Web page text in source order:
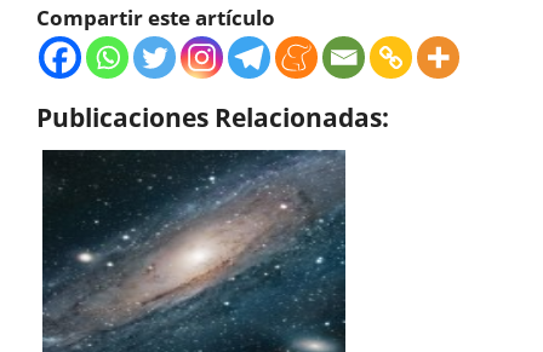
Compartir este artículo
Publicaciones Relacionadas: